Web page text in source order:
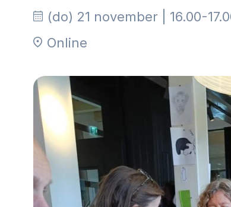
Community building en ABCD,
Weerbare gemeenschappen
Voorbereiden op crisis,
ontmoetingsplekken >
Samenwerken en lokale politiek
Lobbyen, invloed uitoefenen,
maatschappelijke impact >
(do) 21 november | 16.00-
Online